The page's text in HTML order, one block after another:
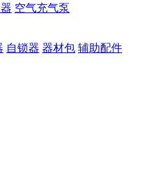
空气充气泵
自锁器 器材包 辅助配件